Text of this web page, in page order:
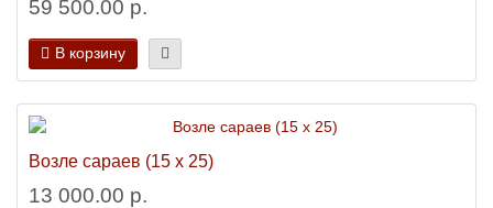
59 500.00 р.
В корзину
Возле сараев (15 х 25)
13 000.00 р.